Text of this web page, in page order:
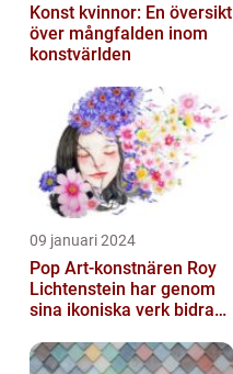
Konst kvinnor: En översikt
över mångfalden inom
konstvärlden
09 januari 2024
Pop Art-konstnären Roy
Lichtenstein har genom
sina ikoniska verk bidragit